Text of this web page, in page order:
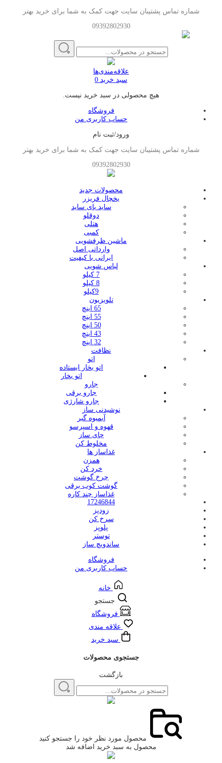
شماره تماس پشتیبان سایت جهت کمک به شما برای خرید بهتر
09392802930
علاقه‌مندی‌ها
سبد خرید 0
هیچ محصولی در سبد خرید نیست.
فروشگاه
حساب کاربری من
ورود/ثبت نام
شماره تماس پشتیبان سایت جهت کمک به شما برای خرید بهتر
09392802930
محصولات جدید
یخچال فریزر
ساید بای ساید
دوقلو
هتلی
کمبی
ماشین ظرفشویی
وارداتی اصل
ایرانی با کیفیت
لباس شویی
7 کیلو
8 کیلو
9کیلو
تلویزیون
65 اینچ
55 اینچ
50 اینچ
43 اینچ
32 اینچ
نظافت
اتو
اتو بخار ایستاده
اتو بخار
جارو
جارو برقی
جارو شارژی
نوشیدنی ساز
آبمیوه گیر
قهوه و اسپرسو
چای ساز
مخلوط کن
غذاساز ها
همزن
خرد کن
چرخ گوشت
گوشت کوب برقی
غذاساز چند کاره
17246844
زودپز
سرخ کن
پلوپز
توستر
ساندویچ ساز
فروشگاه
حساب کاربری من
خانه
جستجو
فروشگاه
علاقه مندی
سبد خرید
جستجوی محصولات
بازگشت
محصول مورد نظر خود را جستجو کنید
محصول به سبد خرید اضافه شد